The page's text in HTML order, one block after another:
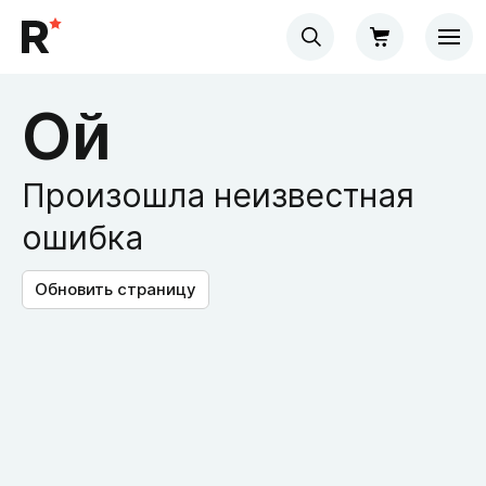
Ой
Произошла неизвестная
ошибка
Обновить страницу